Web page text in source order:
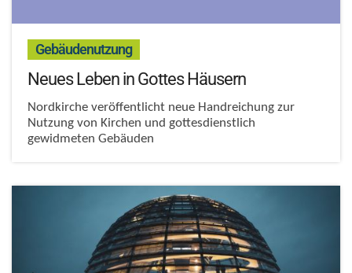
Gebäudenutzung:
Neues Leben in Gottes Häusern
Nordkirche veröffentlicht neue Handreichung zur
Nutzung von Kirchen und gottesdienstlich
gewidmeten Gebäuden